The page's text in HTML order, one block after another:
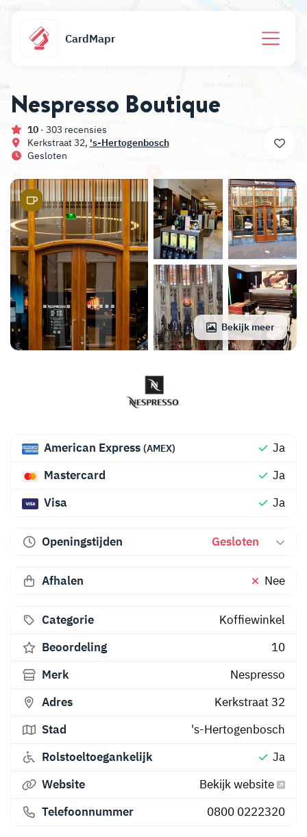
CardMapr
Nespresso Boutique
10 · 303 recensies
Kerkstraat 32, 's-Hertogenbosch
Gesloten
Bekijk meer
American Express (AMEX)
Ja
Mastercard
Ja
Visa
Ja
Openingstijden Gesloten
Afhalen Nee
Categorie
Koffiewinkel
Beoordeling
10
Merk
Nespresso
Adres
Kerkstraat 32
Stad
's-Hertogenbosch
Rolstoeltoegankelijk
Ja
Website
Bekijk website
Telefoonnummer
0800 0222320